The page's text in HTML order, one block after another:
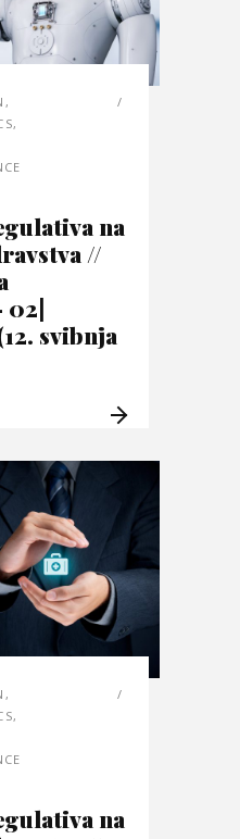
,
,
na
//
02|
svibnja
,
,
na